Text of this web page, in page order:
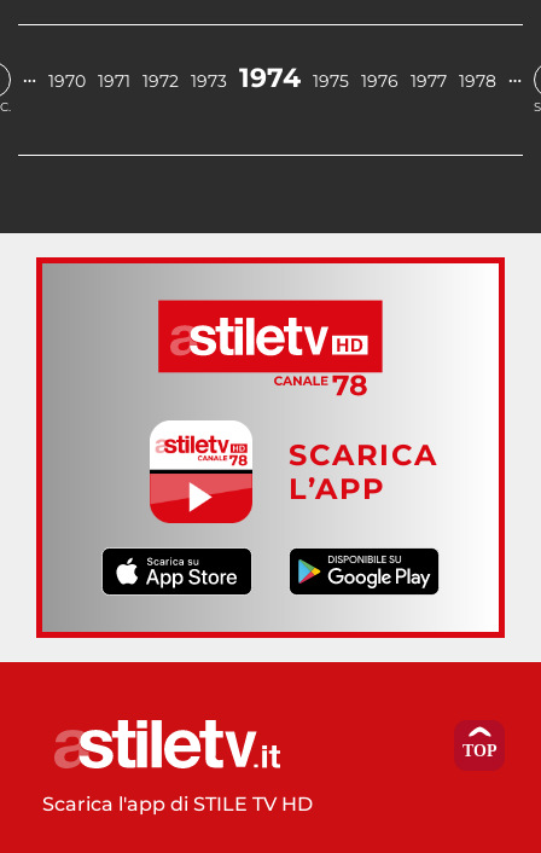
… 1970 1971 1972 1973 1974 1975 1976 1977 1978 …
SCARICA
L’APP
Scarica l'app di STILE TV HD